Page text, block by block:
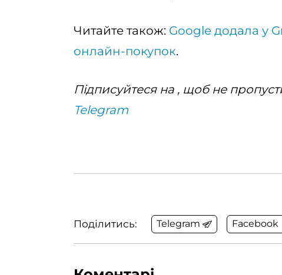
Читайте також: Google додала у
онлайн-покупок.
Підписуйтеся на , щоб не
Telegram
Поділитись: Telegram Facebook